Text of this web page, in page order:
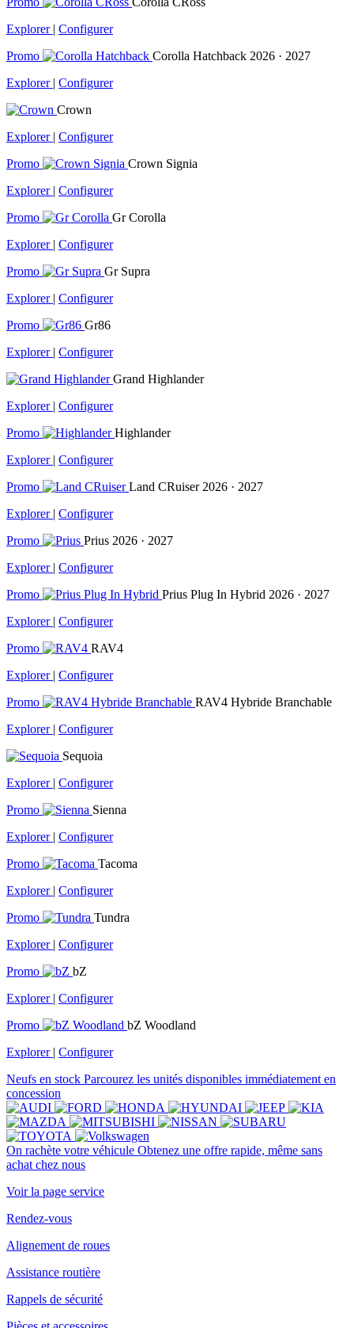
Explorer | Configurer
Promo
Corolla Hatchback 2026 · 2027
Explorer | Configurer
Crown
Explorer | Configurer
Promo
Crown Signia
Explorer | Configurer
Promo
Gr Corolla
Explorer | Configurer
Promo
Gr Supra
Explorer | Configurer
Promo
Gr86
Explorer | Configurer
Grand Highlander
Explorer | Configurer
Promo
Highlander
Explorer | Configurer
Promo
Land CRuiser 2026 · 2027
Explorer | Configurer
Promo
Prius 2026 · 2027
Explorer | Configurer
Promo
Prius Plug In Hybrid 2026 · 2027
Explorer | Configurer
Promo
RAV4
Explorer | Configurer
Promo
RAV4 Hybride Branchable
Explorer | Configurer
Sequoia
Explorer | Configurer
Promo
Sienna
Explorer | Configurer
Promo
Tacoma
Explorer | Configurer
Promo
Tundra
Explorer | Configurer
Promo
bZ
Explorer | Configurer
Promo
bZ Woodland
Explorer | Configurer
Neufs en stock Parcourez les unités disponibles immédiatement en
concession
On rachète votre véhicule Obtenez une offre rapide, même sans
achat chez nous
Voir la page service
Rendez-vous
Alignement de roues
Assistance routière
Rappels de sécurité